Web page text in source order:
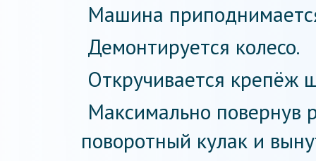
Машина
Демонтируется колесо.
Откручивается крепёж
Максимально повернув
поворотный кулак и